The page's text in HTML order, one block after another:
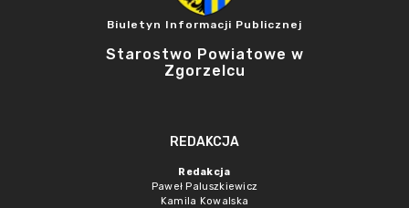
Biuletyn Informacji Publicznej
Starostwo Powiatowe w
Zgorzelcu
REDAKCJA
Redakcja
Paweł Paluszkiewicz
Kamila Kowalska